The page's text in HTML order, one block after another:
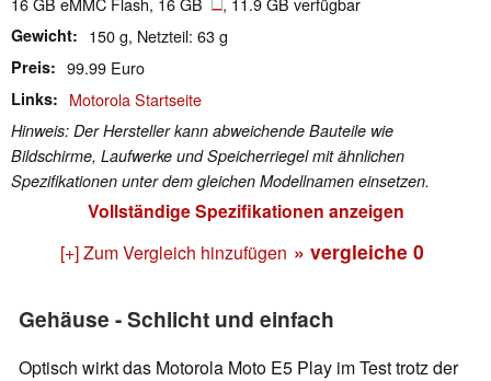
Gewicht 150 g, Netzteil: 63 g
Preis 99.99 Euro
Links Motorola Startseite
Hinweis: Der Hersteller kann abweichende Bauteile wie
Bildschirme, Laufwerke und Speicherriegel mit ähnlichen
Spezifikationen unter dem gleichen Modellnamen einsetzen.
Vollständige Spezifikationen anzeigen
[+] Zum Vergleich hinzufügen » vergleiche 0
Gehäuse - Schlicht und einfach
Optisch wirkt das Motorola Moto E5 Play im Test trotz der